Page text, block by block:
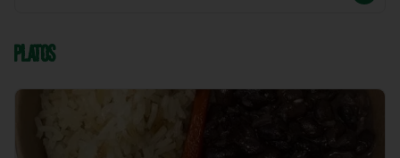
Platos